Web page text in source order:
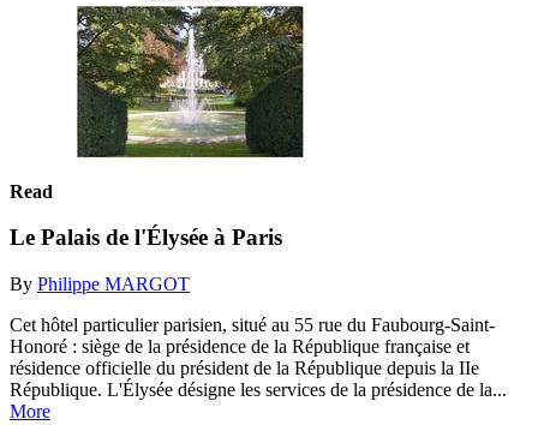
Read
Le Palais de l'Élysée à Paris
By Philippe MARGOT
Cet hôtel particulier parisien, situé au 55 rue du Faubourg-Saint-
Honoré : siège de la présidence de la République française et
résidence officielle du président de la République depuis la IIe
République. L'Élysée désigne les services de la présidence de la...
More